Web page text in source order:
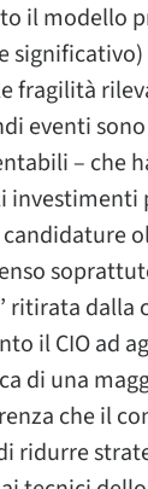
il modello
fragilità
eventi
– che
ritirata
il CIO ad
di una
che il
ridurre